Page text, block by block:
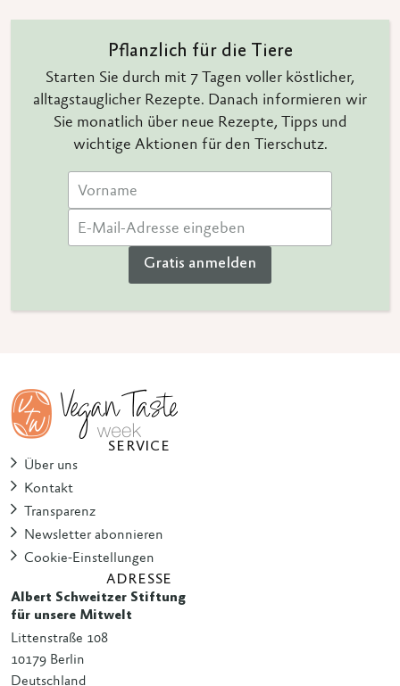
Pflanzlich für die Tiere
Starten Sie durch mit 7 Tagen voller köstlicher,
alltagstauglicher Rezepte. Danach informieren wir
Sie monatlich über neue Rezepte, Tipps und
wichtige Aktionen für den Tierschutz.
Gratis anmelden
SERVICE
Über uns
Kontakt
Transparenz
Newsletter abonnieren
Cookie-Einstellungen
ADRESSE
Albert Schweitzer Stiftung
für unsere Mitwelt
Littenstraße 108
10179 Berlin
Deutschland